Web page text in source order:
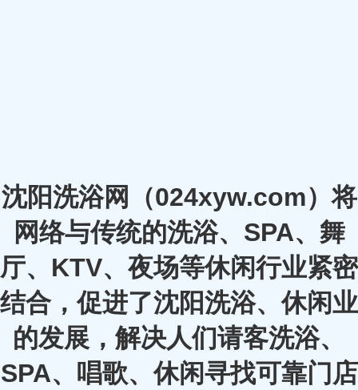
沈阳洗浴网（024xyw.com）将
网络与传统的洗浴、SPA、舞
厅、KTV、夜场等休闲行业紧密
结合，促进了沈阳洗浴、休闲业
的发展，解决人们请客洗浴、
SPA、唱歌、休闲寻找可靠门店